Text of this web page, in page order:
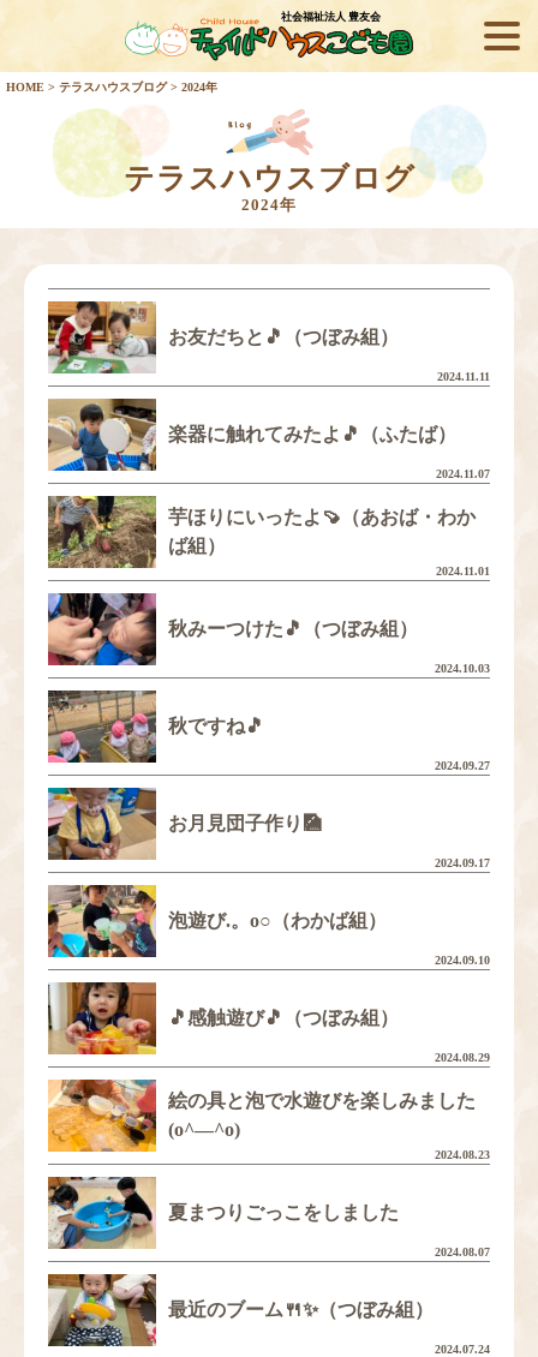
社会福祉法人 豊友会
HOME > テラスハウスブログ> 2024年
テラスハウスブログ
2024年
お友だちと🎵（つぼみ組）
2024.11.11
楽器に触れてみたよ🎵（ふたば）
2024.11.07
芋ほりにいったよ🍠（あおば・わか
ば組）
2024.11.01
秋みーつけた🎵（つぼみ組）
2024.10.03
秋ですね🎵
2024.09.27
お月見団子作り🎑
2024.09.17
泡遊び.。o○（わかば組）
2024.09.10
🎵感触遊び🎵（つぼみ組）
2024.08.29
絵の具と泡で水遊びを楽しみました
(o^―^o)
2024.08.23
夏まつりごっこをしました
2024.08.07
最近のブーム🍴✨（つぼみ組）
2024.07.24